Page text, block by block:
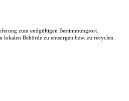
zum endgültigen Bestimmungsort.
Behörde zu entsorgen bzw. zu recyclen.